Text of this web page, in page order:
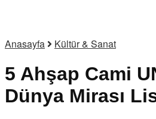
Anasayfa Kültür & Sanat
5 Ahşap Cami
Dünya Mirası